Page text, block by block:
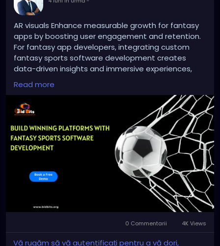
AR visuals Enhance measurable growth for fantasy
apps by boosting user engagement and retention.
For fantasy app developers, integrating custom
fantasy sports software development creates
data-driven insights and immersive experiences,
enhancing businesses to increase platform
adoption, revenue, and market competitiveness.
Website:
https://bidbits.org/blog/fantasy-sports-
Email: business@bidbits.org
Read more
0 Commentarii 4K Views
Vă rugăm să vă autentificați pentru a vă dori,